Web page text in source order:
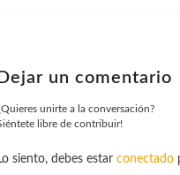
Dejar un comentario
unirte a la conversación?
libre de contribuir!
Lo siento, debes estar conectado